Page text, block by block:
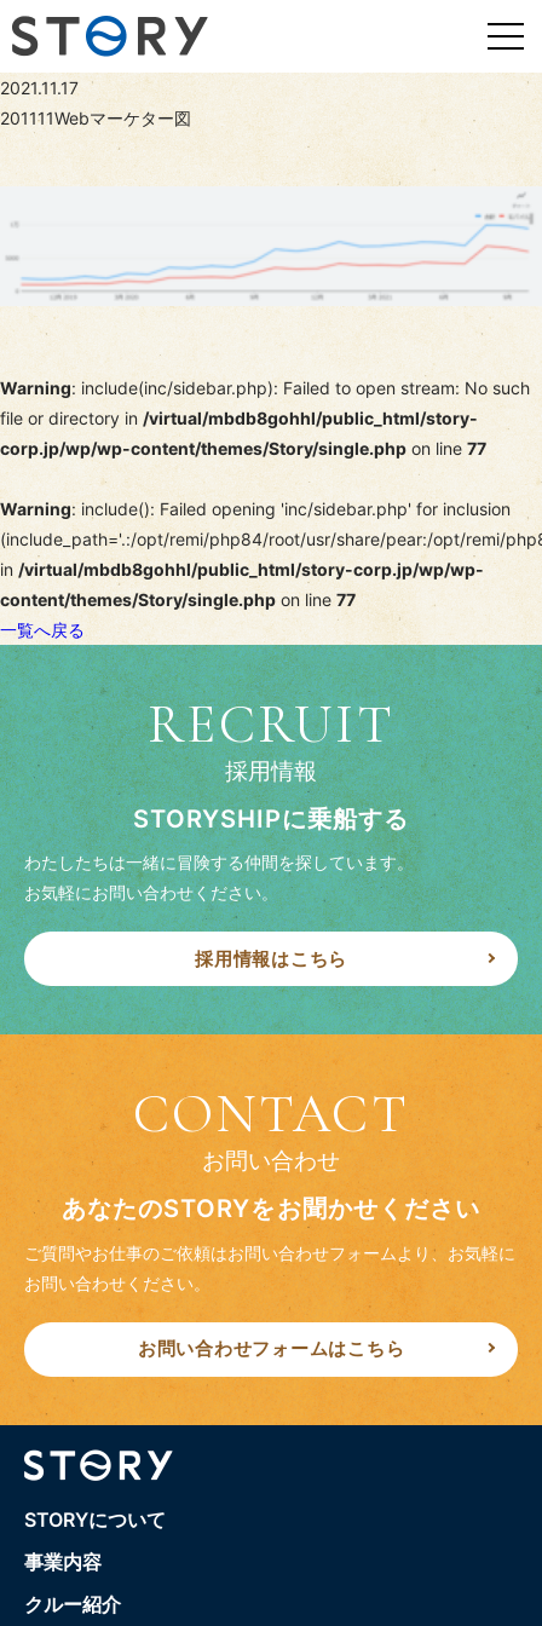
2021.11.17
201111Webマーケター図
Warning: include(inc/sidebar.php): Failed to open stream: No such
file or directory in/virtual/mbdb8gohhl/public_html/story-
corp.jp/wp/wp-content/themes/Story/single.php on line 77
Warning: include(): Failed opening 'inc/sidebar.php' for inclusion
(include_path='.:/opt/remi/php84/root/usr/share/pear:/opt/remi/
in /virtual/mbdb8gohhl/public_html/story-corp.jp/wp/wp-
content/themes/Story/single.php on line77
一覧へ戻る
RECRUIT
採用情報
STORYSHIPに乗船する
わたしたちは一緒に冒険する仲間を探しています。
お気軽にお問い合わせください。
採用情報はこちら
CONTACT
お問い合わせ
あなたのSTORYをお聞かせください
ご質問やお仕事のご依頼はお問い合わせフォームより、 お気軽に
お問い合わせください。
お問い合わせフォームはこちら
STORYについて
事業内容
クルー紹介